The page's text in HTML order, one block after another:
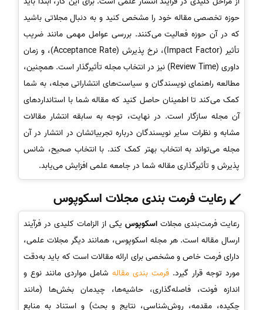
حوزه تخصصی مقاله خود را مشخص کنید و به دنبال مجلاتی باشید
که در آن حوزه فعالیت می‌کنند. بررسی عوامل مهمی مانند ضریب
تأثیر (Impact Factor)، نرخ پذیرش (Acceptance Rate)، و زمان
داوری (Review Time) نیز در انتخاب مجله تأثیرگذار است. همچنین،
مطالعه راهنمای نویسندگان و سیاست‌های انتشاراتی مجله، به شما
کمک می‌کند تا اطمینان حاصل کنید که مقاله شما با استانداردهای
آن مجله سازگار است. در نهایت، توجه به سابقه انتشار مقالات
مشابه و نظرات سایر نویسندگان درباره تجربیاتشان در انتشار در آن
مجله می‌تواند به انتخاب بهتر کمک کند. با انتخاب صحیح، شانس
پذیرش و تأثیرگذاری مقاله شما در جامعه علمی افزایش می‌یابد.
رعایت فرمت بندی مجلات اسکوپوس
رعایت فرمت‌بندی مجلات اسکوپوس یکی از الزامات کلیدی در فرآیند
ارسال مقاله است. هر مجله اسکوپوس، همانند دیگر مجلات علمی،
دارای فرمت خاص و مشخصی برای ارائه مقالات است که باید به‌دقت
مورد توجه قرار گیرد. فرمت بندی مقاله شامل مواردی مانند نوع و
اندازه فونت، فاصله‌گذاری، حاشیه‌ها، چیدمان بخش‌ها (مانند
چکیده، مقدمه، روش‌شناسی، نتایج و بحث) و استناد به منابع